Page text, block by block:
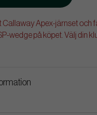
Callaway Apex-järnset och
wedge på köpet. Välj din